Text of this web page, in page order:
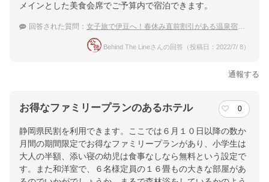
メインとした美食会席でご予算内で宿泊できます。
回答された質問： 女子旅で伊豆へ！春休み直前割引がある温泉宿は？
Behind The Lineさんの回答（投稿日：2022/7/ 8）
通報する
お得なファミリープランのあるホテル 0
静岡県民割を利用できます。ここでは６月１０日以降の数か
月間の期間限定でお得なファミリープランがあり、小学生は
大人の半額、添い寝の幼児は食事なしなら無料という設定で
す。また和洋室で、６名様定員の１６畳もの大きな部屋があ